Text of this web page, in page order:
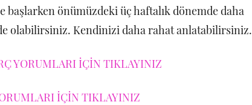
önümüzdeki üç haftalık dönemde daha
olabilirsiniz. Kendinizi daha rahat anlatabilirsiniz.
YORUMLARI İÇİN TIKLAYINIZ
İÇİN TIKLAYINIZ